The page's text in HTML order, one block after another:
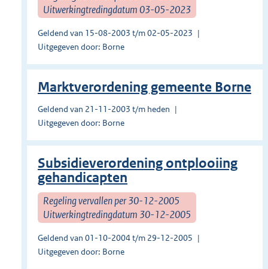
Uitwerkingtredingdatum 03-05-2023
Geldend van 15-08-2003 t/m 02-05-2023
Uitgegeven door: Borne
Marktverordening gemeente Borne
Geldend van 21-11-2003 t/m heden
Uitgegeven door: Borne
Subsidieverordening ontplooiing
gehandicapten
Regeling vervallen per 30-12-2005
Uitwerkingtredingdatum 30-12-2005
Geldend van 01-10-2004 t/m 29-12-2005
Uitgegeven door: Borne